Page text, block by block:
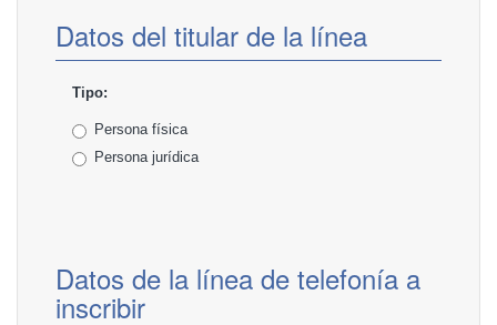
Datos del titular de la línea
Tipo:
Persona física
Persona jurídica
Datos de la línea de telefonía a
inscribir